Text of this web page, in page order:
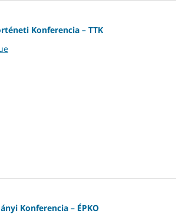
Konferencia – TTK
Konferencia – ÉPKO